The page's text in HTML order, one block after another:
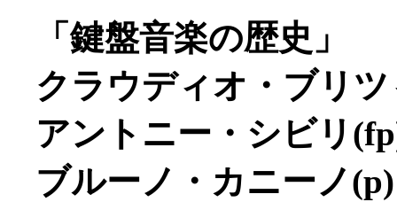
「鍵盤音楽の歴史」
クラウディオ・ブリ
アントニー・シビリ
ブルーノ・カニーノ(p)